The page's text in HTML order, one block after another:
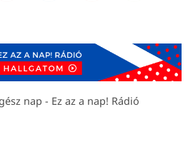
nap - Ez az a nap! Rádió